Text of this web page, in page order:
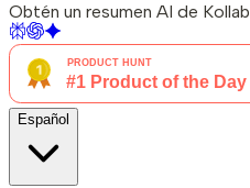
Obtén un resumen AI de Kollab
Español